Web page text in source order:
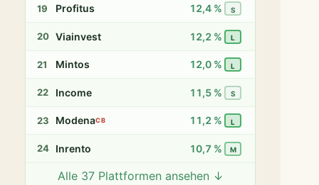
19 Profitus 12,4 % S
20 Viainvest 12,2 % L
21 Mintos 12,0 % L
22 Income 11,5 % S
23 ModenaCB 11,2 % L
24 Inrento 10,7 % M
Twino 9,8 %
Alle 37 Plattformen ansehen ↓